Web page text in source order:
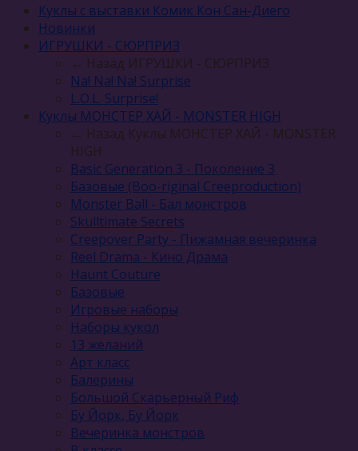
Куклы с выставки Комик Кон Сан-Диего
Новинки
ИГРУШКИ - СЮРПРИЗ
← Назад ИГРУШКИ - СЮРПРИЗ
Na! Na! Na! Surprise
L.O.L. Surprise!
Куклы МОНСТЕР ХАЙ - MONSTER HIGH
← Назад Куклы МОНСТЕР ХАЙ - MONSTER
HIGH
Basic Generation 3 - Поколение 3
Базовые (Boo-riginal Creeproduction)
Monster Ball - Бал монстров
Skulltimate Secrets
Creepover Party - Пижамная вечеринка
Reel Drama - Кино Драма
Haunt Couture
Базовые
Игровые наборы
Наборы кукол
13 желаний
Арт класс
Балерины
Большой Скарьерный Риф
Бу Йорк, Бу Йорк
Вечеринка монстров